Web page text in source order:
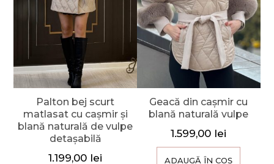
Palton bej scurt
matlasat cu cașmir și
blană naturală de vulpe
detașabilă
1.199,00 lei
Geacă din cașmir cu
blană naturală vulpe
1.599,00 lei
ADAUGĂ ÎN COȘ